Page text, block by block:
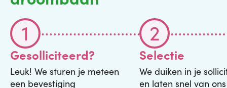
1
Gesolliciteerd?
Leuk! We sturen je meteen
een bevestiging
2
Selectie
We duiken in je
en laten snel van